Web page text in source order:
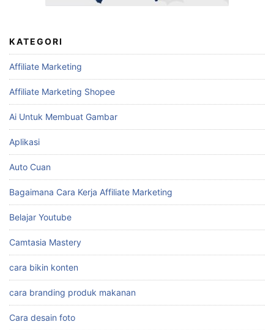
KATEGORI
Affiliate Marketing
Affiliate Marketing Shopee
Ai Untuk Membuat Gambar
Aplikasi
Auto Cuan
Bagaimana Cara Kerja Affiliate Marketing
Belajar Youtube
Camtasia Mastery
cara bikin konten
cara branding produk makanan
Cara desain foto